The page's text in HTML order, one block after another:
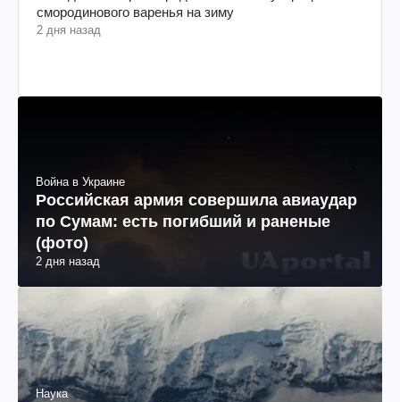
смородинового варенья на зиму
2 дня назад
Война в Украине
Российская армия совершила авиаудар
по Сумам: есть погибший и раненые
(фото)
2 дня назад
Наука